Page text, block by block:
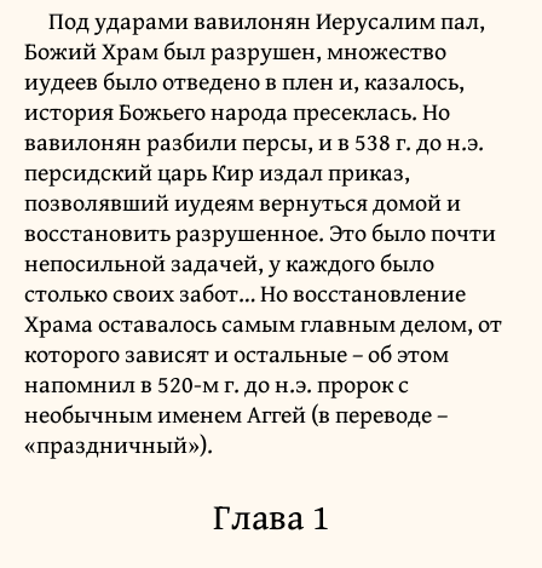
Под ударами вавилонян Иерусалим пал,
Божий Храм был разрушен, множество
иудеев было отведено в плен и, казалось,
история Божьего народа пресеклась. Но
вавилонян разбили персы, и в 538 г. до н.э.
персидский царь Кир издал приказ,
позволявший иудеям вернуться домой и
восстановить разрушенное. Это было почти
непосильной задачей, у каждого было
столько своих забот… Но восстановление
Храма оставалось самым главным делом, от
которого зависят и остальные – об этом
напомнил в 520-м г. до н.э. пророк с
необычным именем Аггей (в переводе –
«праздничный»).
Глава 1